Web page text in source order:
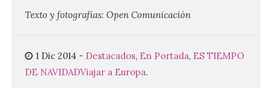
Texto y fotografías: Open Comunicación
1 Dic 2014 - Destacados, En Portada, ES TIEMPO
DE NAVIDADViajar a Europa.
Eduardo Chillida con el